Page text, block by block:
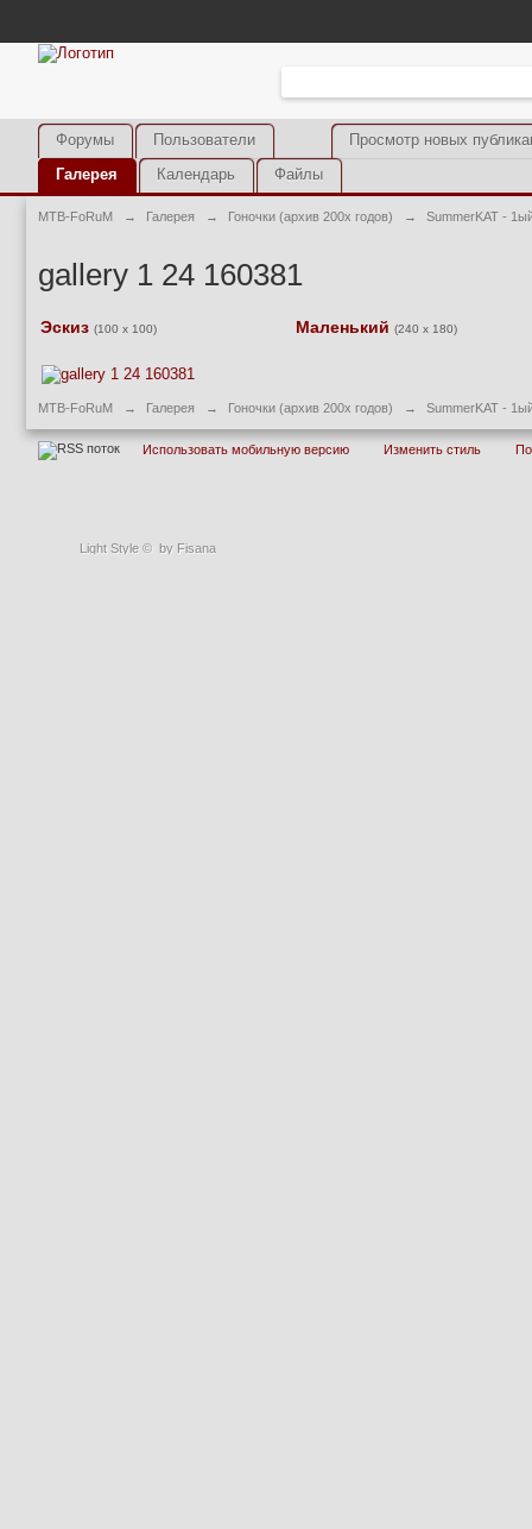
Light Style © by Fisana
Просмотр новых
Форумы
Пользователи
Галерея
Календарь Файлы
MTB-FoRuM → Галерея → Гоночки (архив 200х годов) → SummerKAT -
gallery 1 24 160381
Эскиз (100 x 100) Маленький (240 x 180)
MTB-FoRuM → Галерея → Гоночки (архив 200х годов) → SummerKAT -
Использовать мобильную версию Изменить стиль